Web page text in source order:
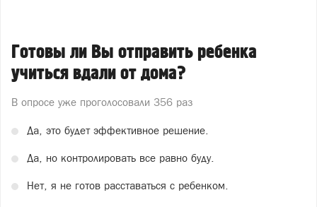
Готовы ли Вы отправить ребенка
учиться вдали от дома?
В опросе уже проголосовали 356 раз
Да, это будет эффективное решение.
Да, но контролировать все равно буду.
Нет, я не готов расставаться с ребенком.